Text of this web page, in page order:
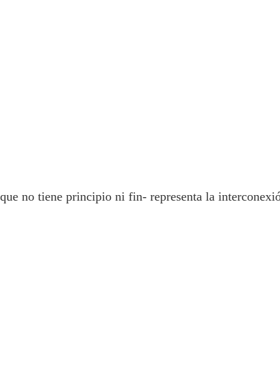
no tiene principio ni fin- representa la